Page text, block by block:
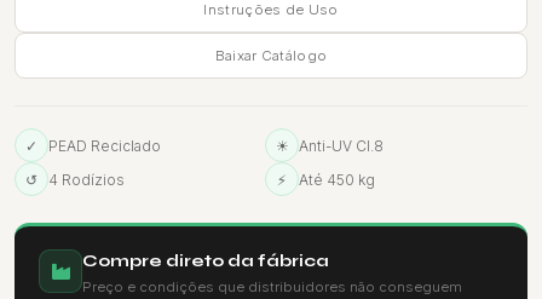
Instruções de Uso
Baixar Catálogo
✓ PEAD Reciclado ☀
Anti-UV Cl.8
↺
4 Rodízios ⚡ Até 450 kg
Compre direto da fábrica
Preço e condições que distribuidores não conseguem